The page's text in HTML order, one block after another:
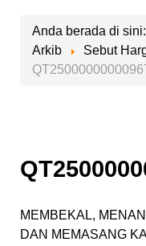
Anda berada di sini:
Arkib
Sebut
MEMBEKAL,
DAN MEMASANG